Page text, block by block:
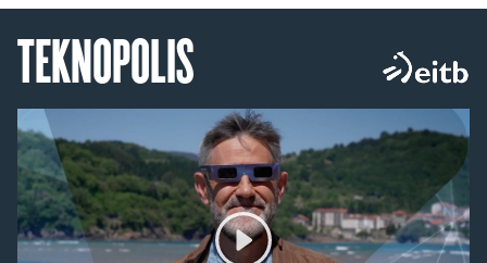
TEKNOPOLIS